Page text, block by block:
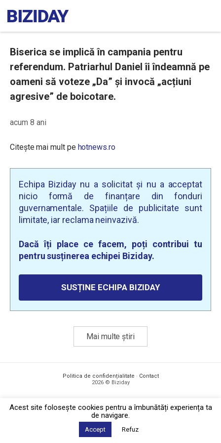
Biserica se implică în campania pentru
referendum. Patriarhul Daniel îi îndeamnă pe
oameni să voteze „Da” și invocă „acțiuni
agresive” de boicotare.
acum 8 ani
Citește mai mult pe hotnews.ro
Echipa Biziday nu a solicitat și nu a acceptat
nicio formă de finanțare din fonduri
guvernamentale. Spațiile de publicitate sunt
limitate, iar reclama neinvazivă.
Dacă îți place ce facem, poți contribui tu
pentru susținerea echipei Biziday.
SUSȚINE ECHIPA BIZIDAY
Mai multe știri
Politica de confidențialitate · Contact
2026 © Biziday
Acest site foloseşte cookies pentru a îmbunătăți experiența ta
de navigare.
Accept Refuz